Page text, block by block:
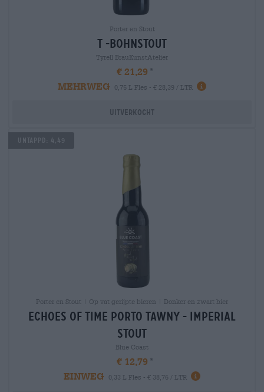
Porter en Stout
t -bohnstout
Tyrell BrauKunstAtelier
€ 21,29
MEHRWEG
0,75 L Fles - € 28,39 / LTR
Uitverkocht
Untappd: 4,49
Porter en Stout | Op vat gerijpte bieren | Donker en zwart bier
echoes of time porto tawny - imperial
stout
Blue Coast
€ 12,79
EINWEG
0,33 L Fles - € 38,76 / LTR